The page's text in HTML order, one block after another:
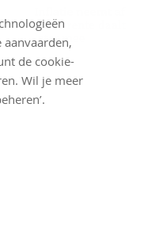
de cookie-
Wil je meer